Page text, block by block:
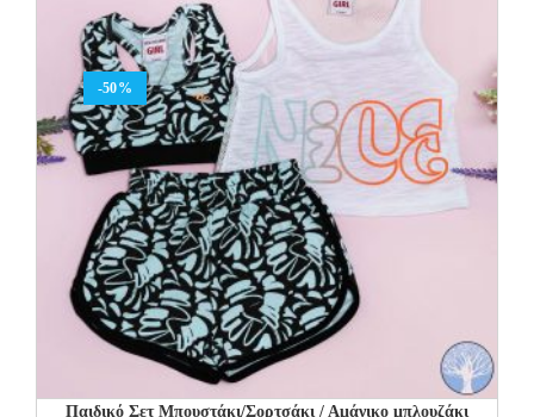
-50%
Παιδικό Σετ Μπουστάκι/Σορτσάκι / Αμάνικο μπλουζάκι